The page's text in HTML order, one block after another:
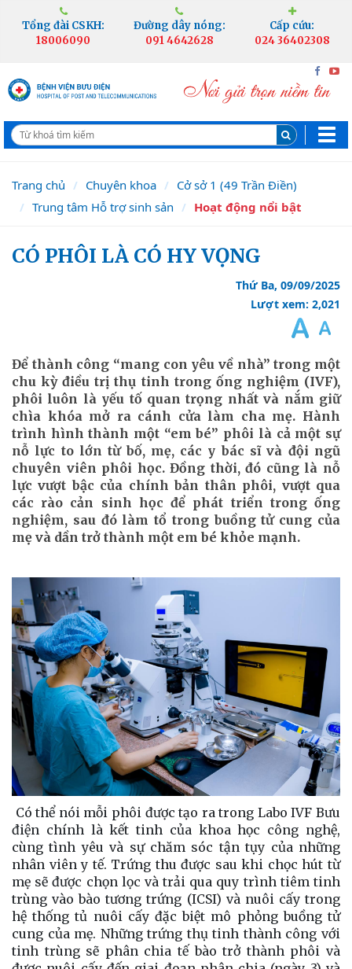
Tổng đài CSKH:
18006090
Đường dây nóng:
091 4642628
Cấp cứu:
024 36402308
Trang chủ Chuyên khoa
Cở sở 1 (49 Trần Điền)
Trung tâm Hỗ trợ sinh sản
Hoạt động nổi bật
CÓ PHÔI LÀ CÓ HY VỌNG
Thứ Ba, 09/09/2025
Lượt xem: 2,021
Để thành công “mang con yêu về nhà” trong một
chu kỳ điều trị thụ tinh trong ống nghiệm (IVF),
phôi luôn là yếu tố quan trọng nhất và nắm giữ
chìa khóa mở ra cánh cửa làm cha mẹ. Hành
trình hình thành một “em bé” phôi là cả một sự
nỗ lực to lớn từ bố, mẹ, các y bác sĩ và đội ngũ
chuyên viên phôi học. Đồng thời, đó cũng là nỗ
lực vượt bậc của chính bản thân phôi, vượt qua
các rào cản sinh học để phát triển trong ống
nghiệm, sau đó làm tổ trong buồng tử cung của
mẹ và dần trở thành một em bé khỏe mạnh.
Có thể nói mỗi phôi được tạo ra trong Labo IVF Bưu
điện chính là kết tinh của khoa học công nghệ,
cùng tình yêu và sự chăm sóc tận tụy của những
nhân viên y tế. Trứng thu được sau khi chọc hút từ
mẹ sẽ được chọn lọc và trải qua quy trình tiêm tinh
trùng vào bào tương trứng (ICSI) và nuôi cấy trong
hệ thống tủ nuôi cấy đặc biệt mô phỏng buồng tử
cung của mẹ. Những trứng thụ tinh thành công với
tinh trùng sẽ phân chia tế bào trở thành phôi và